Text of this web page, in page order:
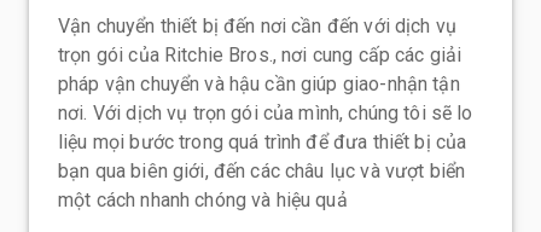
Vận chuyển thiết bị đến nơi cần đến với dịch vụ
trọn gói của Ritchie Bros., nơi cung cấp các giải
pháp vận chuyển và hậu cần giúp giao-nhận tận
nơi. Với dịch vụ trọn gói của mình, chúng tôi sẽ lo
liệu mọi bước trong quá trình để đưa thiết bị của
bạn qua biên giới, đến các châu lục và vượt biển
một cách nhanh chóng và hiệu quả